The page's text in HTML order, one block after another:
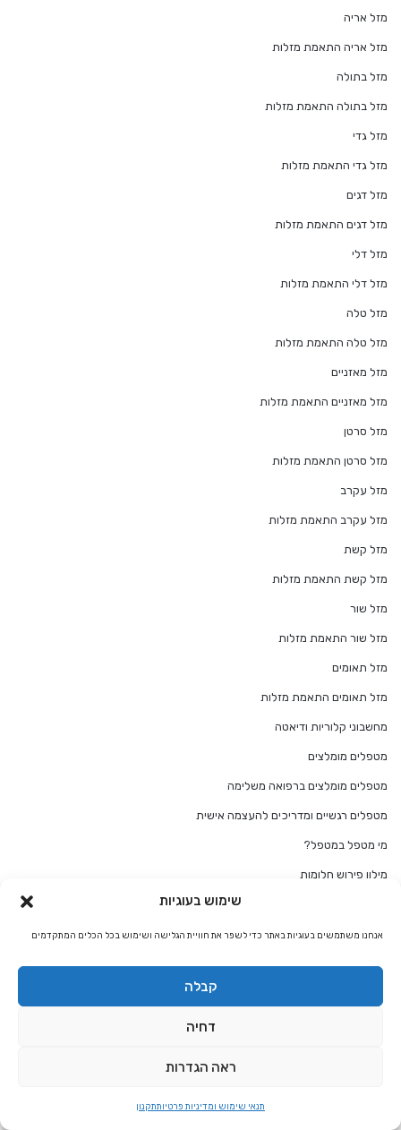
שימוש בעוגיות
אנחנו משתמשים בעוגיות באתר כדי לשפר את חוויית הגלישה ושימוש בכל הכלים המתקדמים
קבלה
דחיה
ראה הגדרות
תנאי שימוש ומדיניות פרטיותתקנון
מזל אריה
מזל אריה התאמת מזלות
מזל בתולה
מזל בתולה התאמת מזלות
מזל גדי
מזל גדי התאמת מזלות
מזל דגים
מזל דגים התאמת מזלות
מזל דלי
מזל דלי התאמת מזלות
מזל טלה
מזל טלה התאמת מזלות
מזל מאזניים
מזל מאזניים התאמת מזלות
מזל סרטן
מזל סרטן התאמת מזלות
מזל עקרב
מזל עקרב התאמת מזלות
מזל קשת
מזל קשת התאמת מזלות
מזל שור
מזל שור התאמת מזלות
מזל תאומים
מזל תאומים התאמת מזלות
מחשבוני קלוריות ודיאטה
מטפלים מומלצים
מטפלים מומלצים ברפואה משלימה
מטפלים רגשיים ומדריכים להעצמה אישית
מי מטפל במטפל?
מילון פירוש חלומות
מיסטיקנים מומלצים
משמעות / פירוש קלפי טארוט